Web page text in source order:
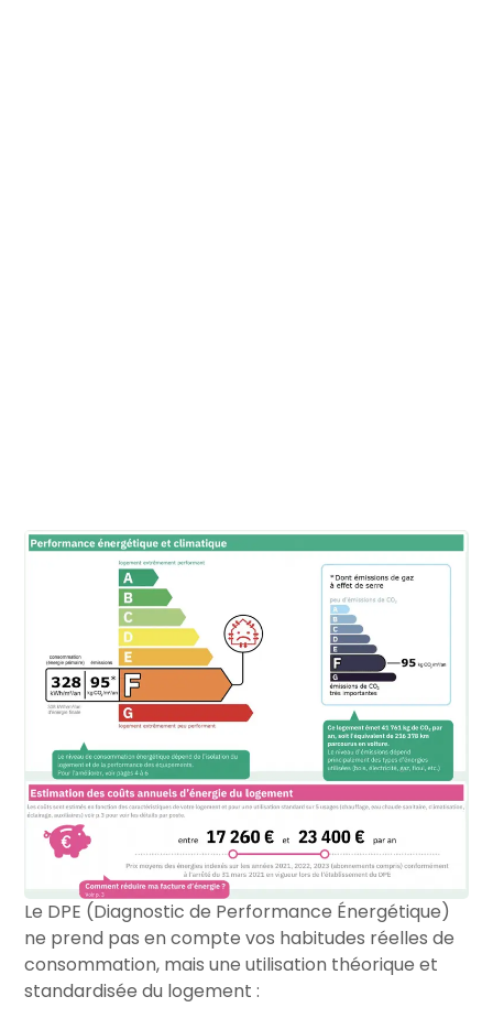
Le DPE (Diagnostic de Performance Énergétique)
ne prend pas en compte vos habitudes réelles de
consommation, mais une utilisation théorique et
standardisée du logement :